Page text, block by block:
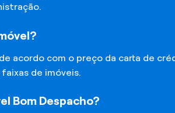
acordo com o preço da carta de
de imóveis.
Bom Despacho?